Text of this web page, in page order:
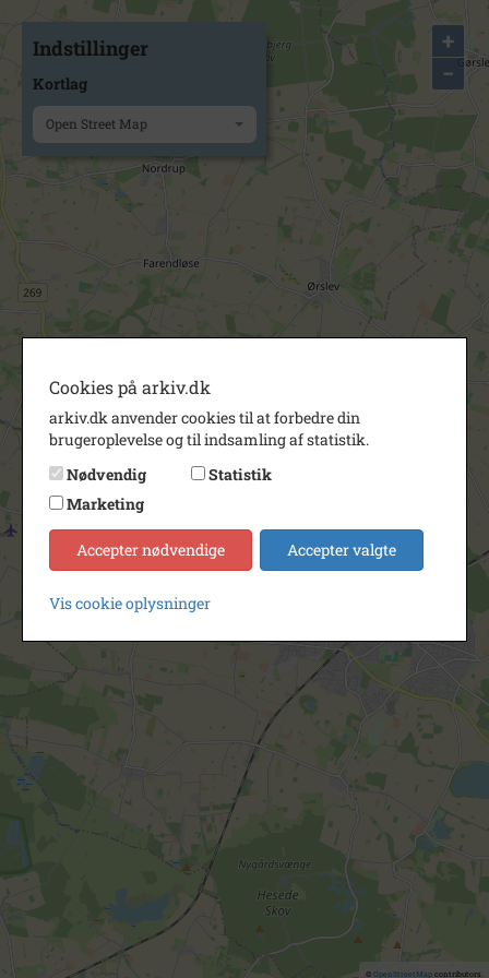
+
−
© OpenStreetMapcontributors.
Indstillinger
Kortlag
Open Street Map
Cookies på arkiv.dk
arkiv.dk anvender cookies til at forbedre din
brugeroplevelse og til indsamling af statistik.
Nødvendig
Statistik
Marketing
Accepter nødvendige Accepter valgte
Vis cookie oplysninger